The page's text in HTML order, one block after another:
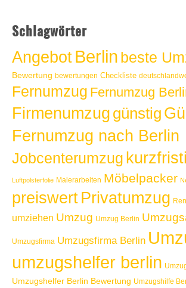
Schlagwörter
AngebotBerlin beste
Bewertung bewertungen Checkliste
Fernumzug Fernumzug
Firmenumzug günstig
Fernumzug nach Berlin
Jobcenterumzug
Luftpolsterfolie Malerarbeiten Möbelpacker
preiswert Privatumzug
umziehen Umzug Umzug Berlin
Umzugsfirma Umzugsfirma Berlin
umzugshelfer berlin
Umzugshelfer Berlin Bewertung Umzugshilfe